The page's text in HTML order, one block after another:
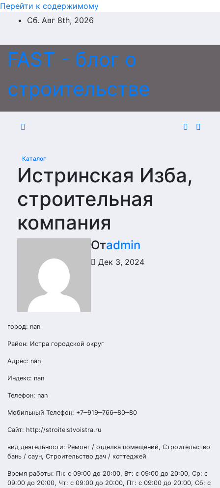
Перейти к содержимому
Сб. Авг 8th, 2026
FAST - блог о
строительстве
Каталог
Истринская Изба,
строительная
компания
Отadmin
Дек 3, 2024
город: nan
Район: Истра городской округ
Адрес: nan
Индекс: nan
Телефон: nan
Мобильный Телефон: +7‒919‒766‒80‒80
Сайт: http://stroitelstvoistra.ru
вид деятельности: Ремонт / отделка помещений, Строительство
бань / саун, Строительство дач / коттеджей
Время работы: Пн: с 09:00 до 20:00, Вт: с 09:00 до 20:00, Ср: с
09:00 до 20:00, Чт: с 09:00 до 20:00, Пт: с 09:00 до 20:00, Сб: с